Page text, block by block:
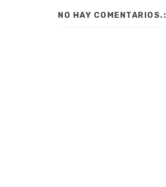
NO HAY COMENTARIOS.: